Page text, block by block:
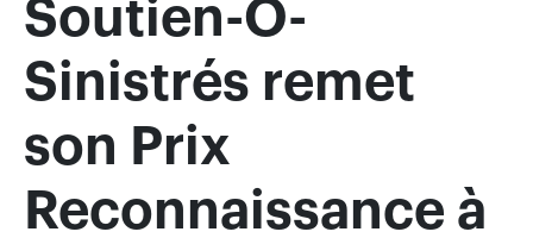
Soutien-O-
Sinistrés remet
son Prix
Reconnaissance à